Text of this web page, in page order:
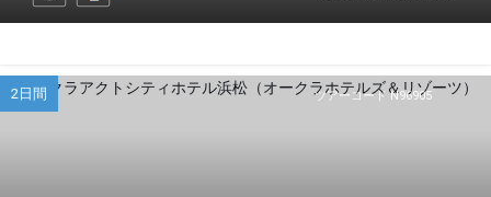
ツアーコード N96905
2日間